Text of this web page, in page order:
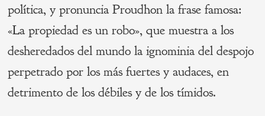
política, y pronuncia Proudhon la frase famosa:
«La propiedad es un robo», que muestra a los
desheredados del mundo la ignominia del despojo
perpetrado por los más fuertes y audaces, en
detrimento de los débiles y de los tímidos.